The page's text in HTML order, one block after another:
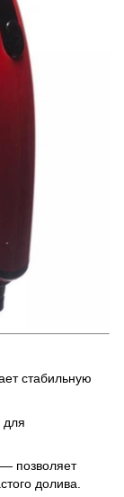
стабильную
— позволяет
долива.